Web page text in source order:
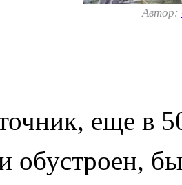
Автор:
еще в
обустроен,